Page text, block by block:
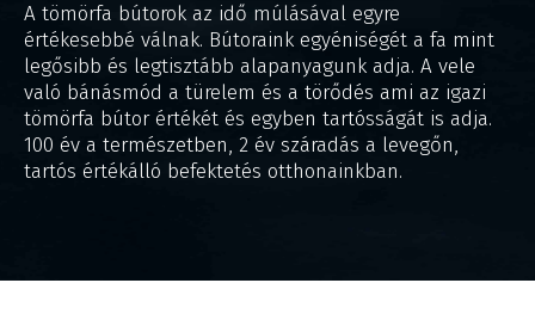
A tömörfa bútorok az idő múlásával egyre
értékesebbé válnak. Bútoraink egyéniségét a fa mint
legősibb és legtisztább alapanyagunk adja. A vele
való bánásmód a türelem és a törődés ami az igazi
tömörfa bútor értékét és egyben tartósságát is adja.
100 év a természetben, 2 év száradás a levegőn,
tartós értékálló befektetés otthonainkban.